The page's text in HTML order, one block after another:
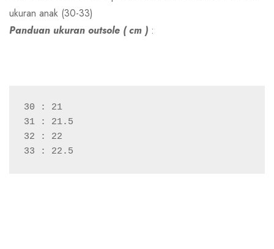
ukuran anak (30-33)
Panduan ukuran outsole ( cm ) :
30 : 21
31 : 21.5
32 : 22
33 : 22.5